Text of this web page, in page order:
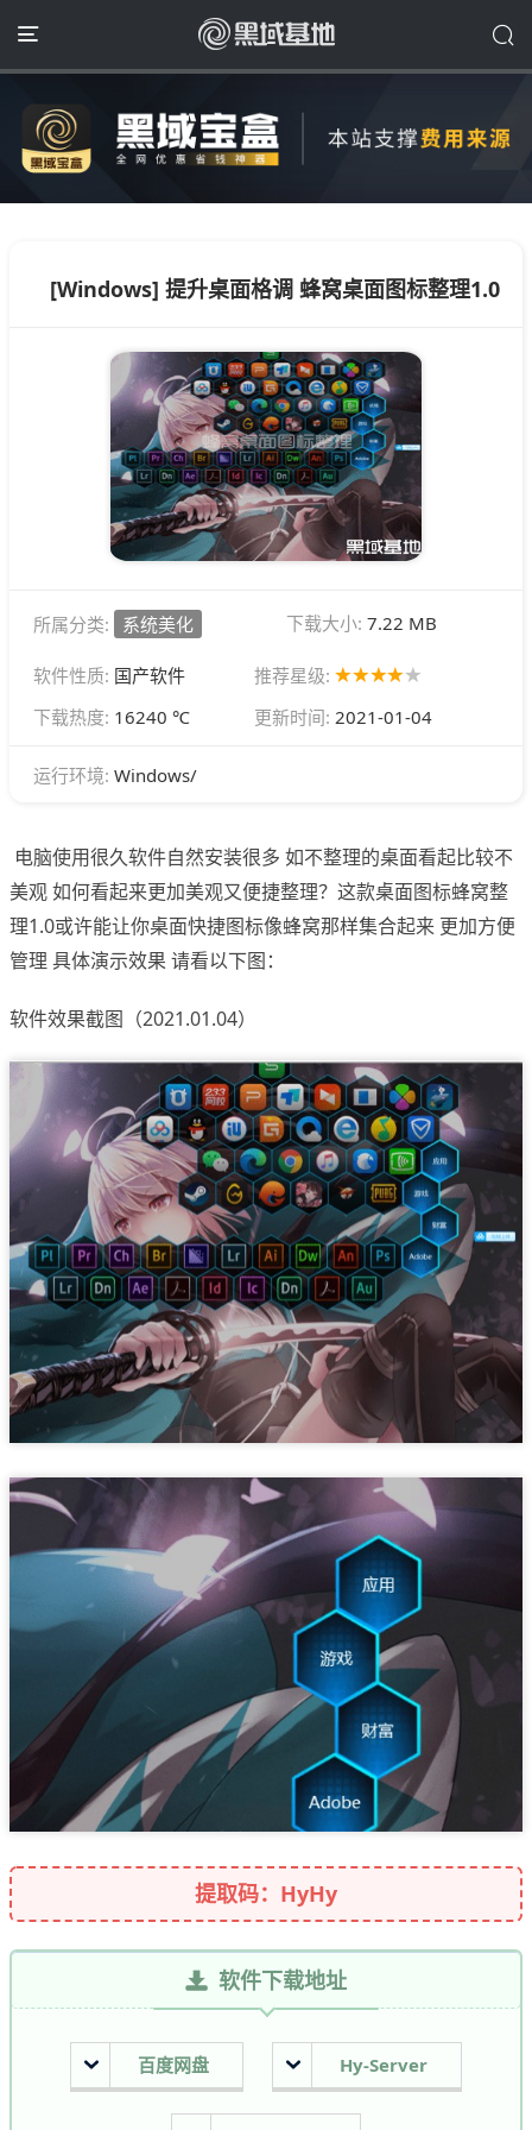
[Windows] 提升桌面格调 蜂窝桌面图标整理1.0
所属分类: 系统美化 下载大小: 7.22 MB
软件性质: 国产软件
推荐星级:
下载热度: 16240 ℃ 更新时间: 2021-01-04
运行环境: Windows/
电脑使用很久软件自然安装很多 如不整理的桌面看起比较不
美观 如何看起来更加美观又便捷整理？这款桌面图标蜂窝整
理1.0或许能让你桌面快捷图标像蜂窝那样集合起来 更加方便
管理 具体演示效果 请看以下图：
软件效果截图（2021.01.04）
提取码：HyHy
软件下载地址
百度网盘 Hy-Server